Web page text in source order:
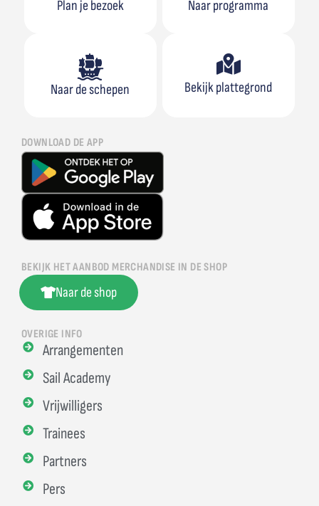
Plan je bezoek Naar programma
Naar de schepen Bekijk plattegrond
DOWNLOAD DE APP
BEKIJK HET AANBOD MERCHANDISE IN DE SHOP
Naar de shop
OVERIGE INFO
Arrangementen
Sail Academy
Vrijwilligers
Trainees
Partners
Pers